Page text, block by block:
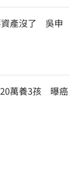
產沒了　吳申
萬養3孩　曝癌